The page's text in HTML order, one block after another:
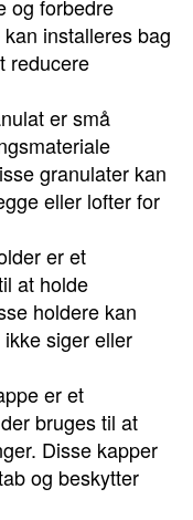
og forbedre
installeres bag
reducere
er små
granulater kan
eller lofter for
er et
at holde
holdere kan
siger eller
er et
bruges til at
Disse kapper
og beskytter